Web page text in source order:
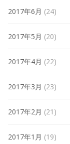
2017年6月 (24)
2017年5月 (20)
2017年4月 (22)
2017年3月 (23)
2017年2月 (21)
2017年1月 (19)